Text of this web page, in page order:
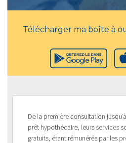
Télécharger ma boîte à
De la première consultation
prêt hypothécaire, leurs services
gratuits, étant rémunérés par les